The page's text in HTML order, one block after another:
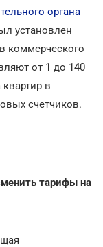
органа
установлен
коммерческого
от 1 до 140
квартир в
счетчиков.
тарифы на